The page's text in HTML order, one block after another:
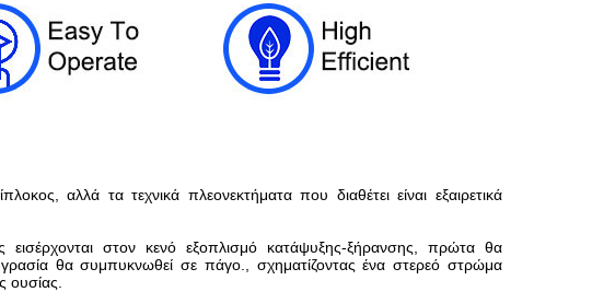
αλλά τα τεχνικά πλεονεκτήματα που διαθέτει είναι εξαιρετικά
στον κενό εξοπλισμό κατάψυξης-ξήρανσης, πρώτα θα
θα συμπυκνωθεί σε πάγο., σχηματίζοντας ένα στερεό στρώμα
ουσίας.